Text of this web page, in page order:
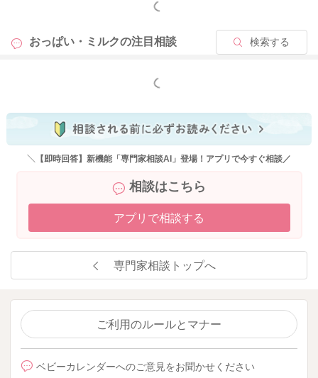
もっと見る
おっぱい・ミルクの注目相談 検索する
もっと見る
＼【即時回答】新機能「専門家相談AI」登場！アプリで今すぐ相談／
相談はこちら
アプリで相談する
専門家相談トップへ
ご利用のルールとマナー
ベビーカレンダーへのご意見をお聞かせください